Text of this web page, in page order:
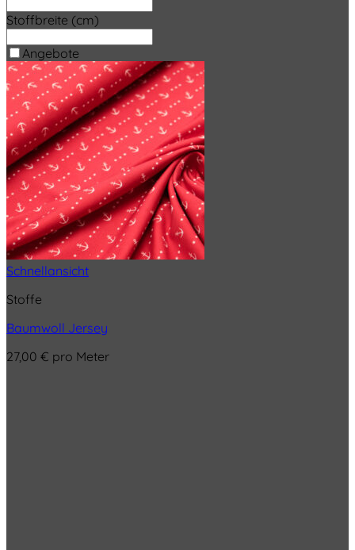
Stoffbreite (cm)
Angebote
Schnellansicht
Stoffe
Baumwoll Jersey
27,00 € pro Meter